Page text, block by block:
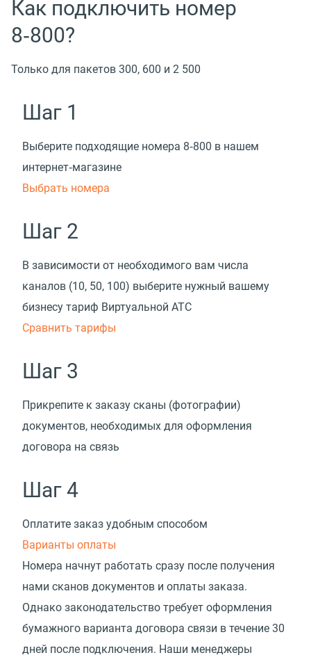
Как подключить номер
8‑800?
Только для пакетов 300, 600 и 2 500
Шаг 1
Выберите подходящие номера 8‑800 в нашем
интернет‑магазине
Выбрать номера
Шаг 2
В зависимости от необходимого вам числа
каналов (10, 50, 100) выберите нужный вашему
бизнесу тариф Виртуальной АТС
Cравнить тарифы
Шаг 3
Прикрепите к заказу сканы (фотографии)
документов, необходимых для оформления
договора на связь
Шаг 4
Оплатите заказ удобным способом
Варианты оплаты
Номера начнут работать сразу после получения
нами сканов документов и оплаты заказа.
Однако законодательство требует оформления
бумажного варианта договора связи в течение 30
дней после подключения. Наши менеджеры